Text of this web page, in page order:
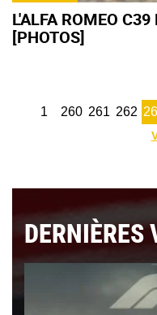
L'ALFA ROMEO
[PHOTOS]
1 260 261 262
DERNIÈRES